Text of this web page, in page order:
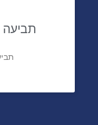
תביעה